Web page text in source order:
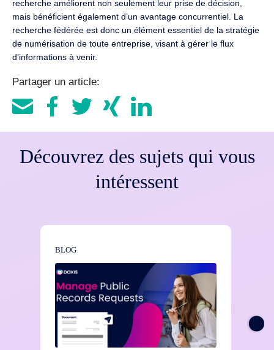
recherche améliorent non seulement leur prise de décision,
mais bénéficient également d’un avantage concurrentiel. La
recherche fédérée est donc un élément essentiel de la stratégie
de numérisation de toute entreprise, visant à gérer le flux
d’informations à venir.
Partager un article:
Découvrez des sujets qui vous
intéressent
BLOG